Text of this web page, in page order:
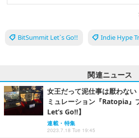
BitSummit Let`s Go!! Indie Hype
関連ニュース
女王だって泥仕事は厭わな
ミュレーション『Ratopia
Let’s Go!!】
連載・特集
2023.7.18 Tue 19:45